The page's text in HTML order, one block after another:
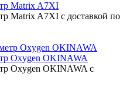
Matrix A7XI
Matrix A7XI с доставкой по
Oxygen OKINAWA
Oxygen OKINAWA с